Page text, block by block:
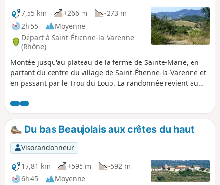
7,55 km
+266 m
-273 m
2h 55
Moyenne
Départ à Saint-Étienne-la-Varenne
(Rhône)
Montée jusqu'au plateau de la ferme de Sainte-Marie, en
partant du centre du village de Saint-Étienne-la-Varenne et
en passant par le Trou du Loup. La randonnée revient au
Du bas Beaujolais aux crêtes du haut
Visorandonneur
17,81 km
+595 m
-592 m
6h 45
Moyenne